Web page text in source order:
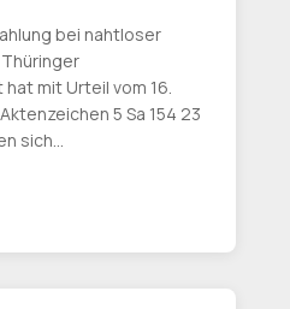
bei nahtloser
mit Urteil vom 16.
5 Sa 154 23
sich…